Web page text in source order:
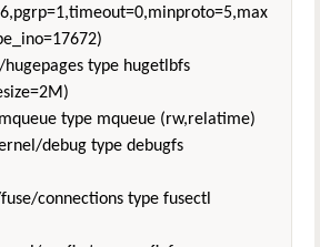
type hugetlbfs
type mqueue (rw,relatime)
debug type debugfs
connections type fusectl